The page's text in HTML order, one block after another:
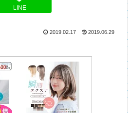
LINE
2019.02.17 2019.06.29